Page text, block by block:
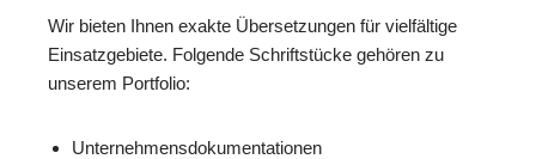
Wir bieten Ihnen exakte Übersetzungen für vielfältige
Einsatzgebiete. Folgende Schriftstücke gehören zu
unserem Portfolio:
Unternehmensdokumentationen